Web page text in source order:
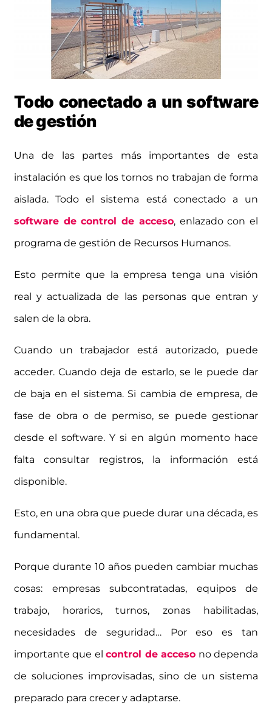
Todo conectado a un software
de gestión
Una de las partes más importantes de esta
instalación es que los tornos no trabajan de forma
aislada. Todo el sistema está conectado a un
software de control de acceso, enlazado con el
programa de gestión de Recursos Humanos.
Esto permite que la empresa tenga una visión
real y actualizada de las personas que entran y
salen de la obra.
Cuando un trabajador está autorizado, puede
acceder. Cuando deja de estarlo, se le puede dar
de baja en el sistema. Si cambia de empresa, de
fase de obra o de permiso, se puede gestionar
desde el software. Y si en algún momento hace
falta consultar registros, la información está
disponible.
Esto, en una obra que puede durar una década, es
fundamental.
Porque durante 10 años pueden cambiar muchas
cosas: empresas subcontratadas, equipos de
trabajo, horarios, turnos, zonas habilitadas,
necesidades de seguridad… Por eso es tan
importante que elcontrol de acceso no dependa
de soluciones improvisadas, sino de un sistema
preparado para crecer y adaptarse.